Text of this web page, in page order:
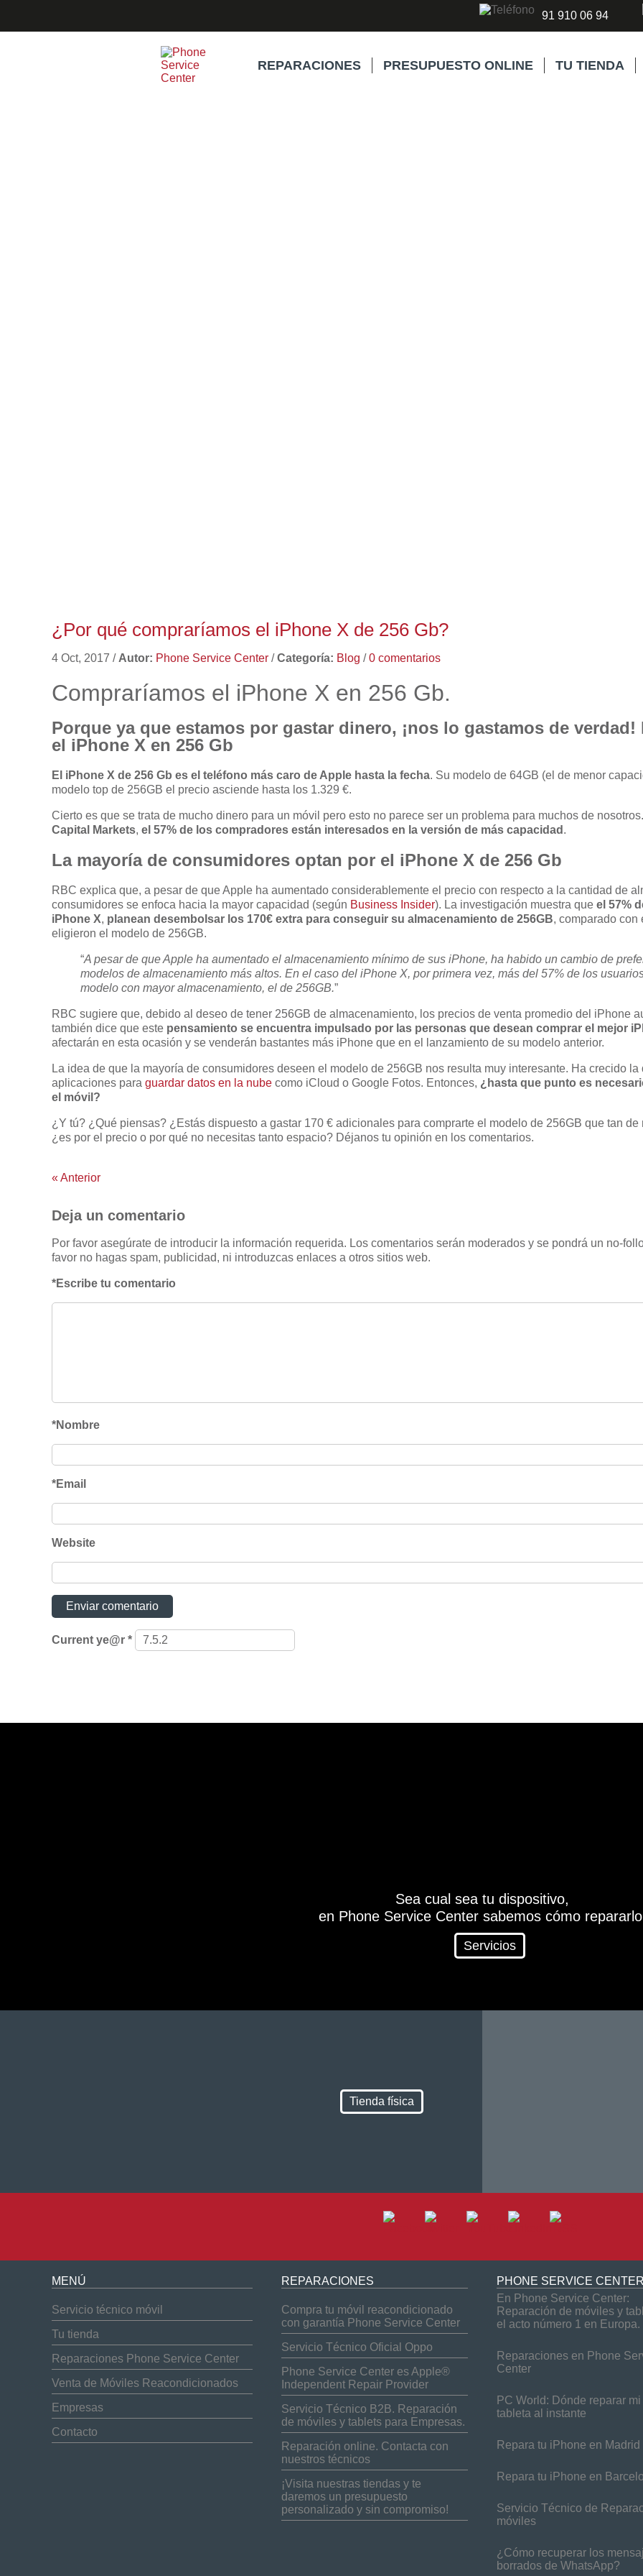
91 910 06 94
REPARACIONES PRESUPUESTO ONLINE TU TIENDA
¿Por qué compraríamos el iPhone X de 256 Gb?
4 Oct, 2017 / Autor: Phone Service Center /Categoría: Blog /0 comentarios
Compraríamos el iPhone X en 256 Gb.
Porque ya que estamos por gastar dinero, ¡nos lo gastamos de
el iPhone X en 256 Gb
El iPhone X de 256 Gb es el teléfono más caro de Apple hasta la fecha. Su modelo de 64GB (el de menor
modelo top de 256GB el precio asciende hasta los 1.329 €.
Cierto es que se trata de mucho dinero para un móvil pero esto no parece ser un problema para muchos de
Capital Markets, el 57% de los compradores están interesados en la versión de más capacidad .
La mayoría de consumidores optan por el iPhone X de 256 Gb
RBC explica que, a pesar de que Apple ha aumentado considerablemente el precio con respecto a la cantidad de
consumidores se enfoca hacia la mayor capacidad (según Business Insider). La investigación muestra que el 57%
iPhone X, planean desembolsar los 170€ extra para conseguir su almacenamiento de 256GB, comparado con
eligieron el modelo de 256GB.
“A pesar de que Apple ha aumentado el almacenamiento mínimo de sus iPhone, ha habido un cambio de
modelos de almacenamiento más altos. En el caso del iPhone X, por primera vez, más del 57% de los
modelo con mayor almacenamiento, el de 256GB.”
RBC sugiere que, debido al deseo de tener 256GB de almacenamiento, los precios de venta promedio del iPhone
también dice que este pensamiento se encuentra impulsado por las personas que desean comprar el mejor
afectarán en esta ocasión y se venderán bastantes más iPhone que en el lanzamiento de su modelo anterior.
La idea de que la mayoría de consumidores deseen el modelo de 256GB nos resulta muy interesante. Ha crecido
aplicaciones para guardar datos en la nube como iCloud o Google Fotos. Entonces, ¿hasta que punto es
el móvil?
¿Y tú? ¿Qué piensas? ¿Estás dispuesto a gastar 170 € adicionales para comprarte el modelo de 256GB que tan
¿es por el precio o por qué no necesitas tanto espacio? Déjanos tu opinión en los comentarios.
« Anterior
Deja un comentario
Por favor asegúrate de introducir la información requerida. Los comentarios serán moderados y se pondrá un no-
favor no hagas spam, publicidad, ni introduzcas enlaces a otros sitios web.
*Escribe tu comentario
*Nombre
*Email
Website
Current ye@r *
Sea cual sea tu dispositivo,
en Phone Service Center sabemos cómo
Servicios
Tienda física
MENÚ
Servicio técnico móvil
Tu tienda
Reparaciones Phone Service Center
Venta de Móviles Reacondicionados
Empresas
Contacto
REPARACIONES
Compra tu móvil reacondicionado
con garantía Phone Service Center
Servicio Técnico Oficial Oppo
Phone Service Center es Apple®
Independent Repair Provider
Servicio Técnico B2B. Reparación
de móviles y tablets para Empresas.
Reparación online. Contacta con
nuestros técnicos
¡Visita nuestras tiendas y te
daremos un presupuesto
personalizado y sin compromiso!
PHONE SERVICE
En Phone Service Center:
Reparación de móviles y
el acto número 1 en Europa.
Reparaciones en Phone
Center
PC World: Dónde reparar
tableta al instante
Repara tu iPhone en Madrid
Repara tu iPhone en
Servicio Técnico de
móviles
¿Cómo recuperar los
borrados de WhatsApp?